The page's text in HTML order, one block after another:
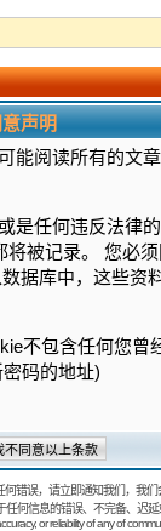
声明
阅读所有的文
任何违反法律
被记录。 您必
据库中，这些
不包含任何您
码的地址)
错误，请立即通知我们，我们
何信息的错误、不完备、迟延
or reliability of any of